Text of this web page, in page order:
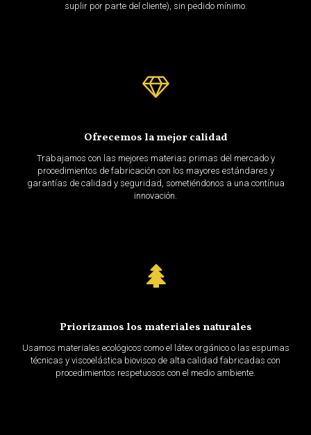
suplir por parte del cliente), sin pedido mínimo.
Ofrecemos la mejor calidad
Trabajamos con las mejores materias primas del mercado y
procedimientos de fabricación con los mayores estándares y
garantías de calidad y seguridad, sometiéndonos a una contínua
innovación.
Priorizamos los materiales naturales
Usamos materiales ecológicos como el látex orgánico o las espumas
técnicas y viscoelástica biovisco de alta calidad fabricadas con
procedimientos respetuosos con el medio ambiente.